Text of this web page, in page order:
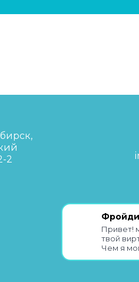
Привет!
твой
Чем я
2